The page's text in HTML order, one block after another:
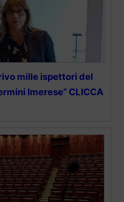
mille ispettori del
Imerese” CLICCA